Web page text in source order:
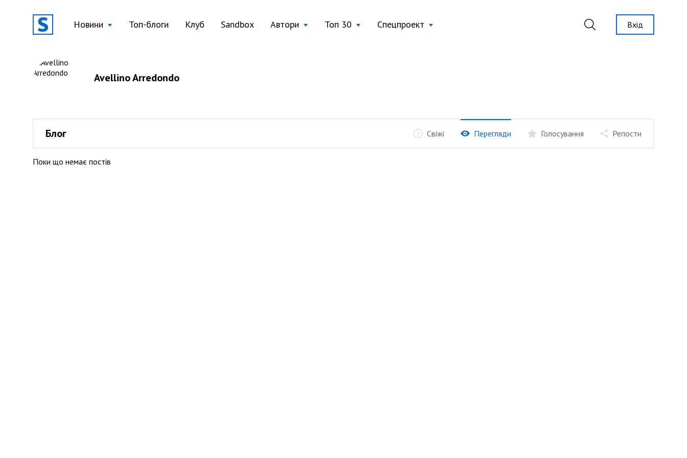
Новини Топ-блоги Клуб Sandbox Автори Топ 30 Спецпроект Вхід
Avellino Arredondo
Блог Свіжі Перегляди Голосування Репости
Поки що немає постів